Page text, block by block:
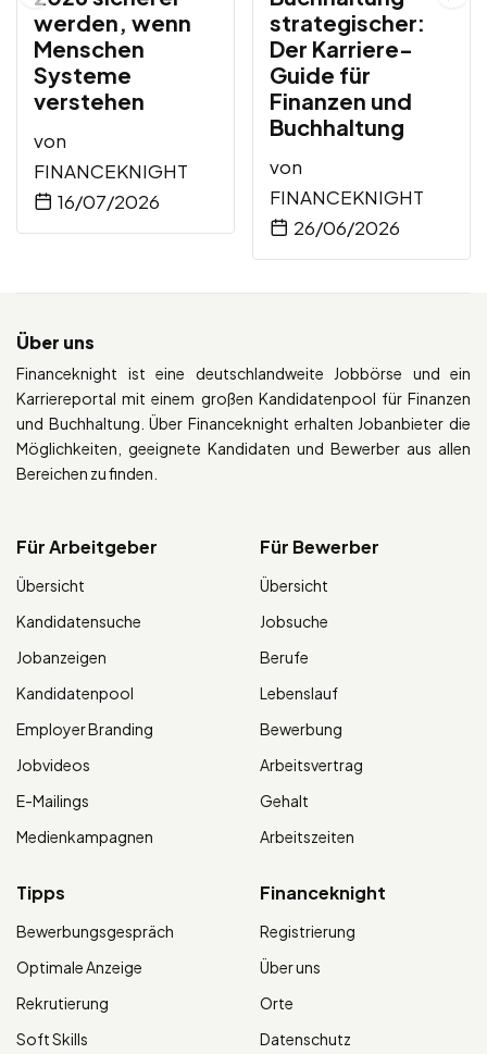
werden, wenn
Menschen
Systeme
verstehen
von
FINANCEKNIGHT
16/07/2026
strategischer:
Der Karriere-
Guide für
Finanzen und
Buchhaltung
von
FINANCEKNIGHT
26/06/2026
Über uns
Financeknight ist eine deutschlandweite Jobbörse und ein
Karriereportal mit einem großen Kandidatenpool für Finanzen
und Buchhaltung. Über Financeknight erhalten Jobanbieter die
Möglichkeiten, geeignete Kandidaten und Bewerber aus allen
Bereichen zu finden.
Für Arbeitgeber
Übersicht
Kandidatensuche
Jobanzeigen
Kandidatenpool
Employer Branding
Jobvideos
E-Mailings
Medienkampagnen
Für Bewerber
Übersicht
Jobsuche
Berufe
Lebenslauf
Bewerbung
Arbeitsvertrag
Gehalt
Arbeitszeiten
Tipps
Bewerbungsgespräch
Optimale Anzeige
Rekrutierung
Soft Skills
Financeknight
Registrierung
Über uns
Orte
Datenschutz